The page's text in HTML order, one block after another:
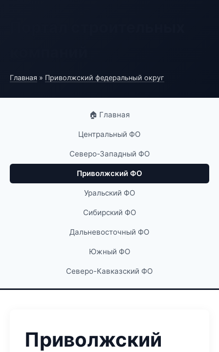
Главная » Приволжский федеральный округ
🏠 Главная
Центральный ФО
Северо-Западный ФО
Приволжский ФО
Уральский ФО
Сибирский ФО
Дальневосточный ФО
Южный ФО
Северо-Кавказский ФО
Приволжский